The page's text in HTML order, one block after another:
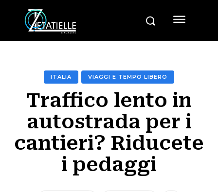
ITALIA VIAGGI E TEMPO LIBERO
Traffico lento in
autostrada per i
cantieri? Riducete
i pedaggi